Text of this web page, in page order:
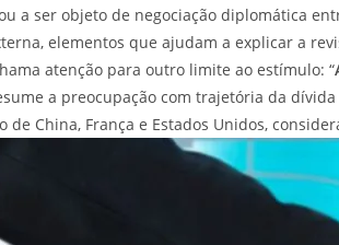
a ser objeto de negociação diplomática
elementos que ajudam a explicar a
atenção para outro limite ao estímulo: “
a preocupação com trajetória da
de China, França e Estados Unidos,